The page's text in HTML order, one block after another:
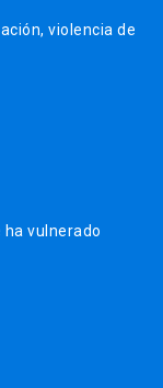
violencia de
vulnerado